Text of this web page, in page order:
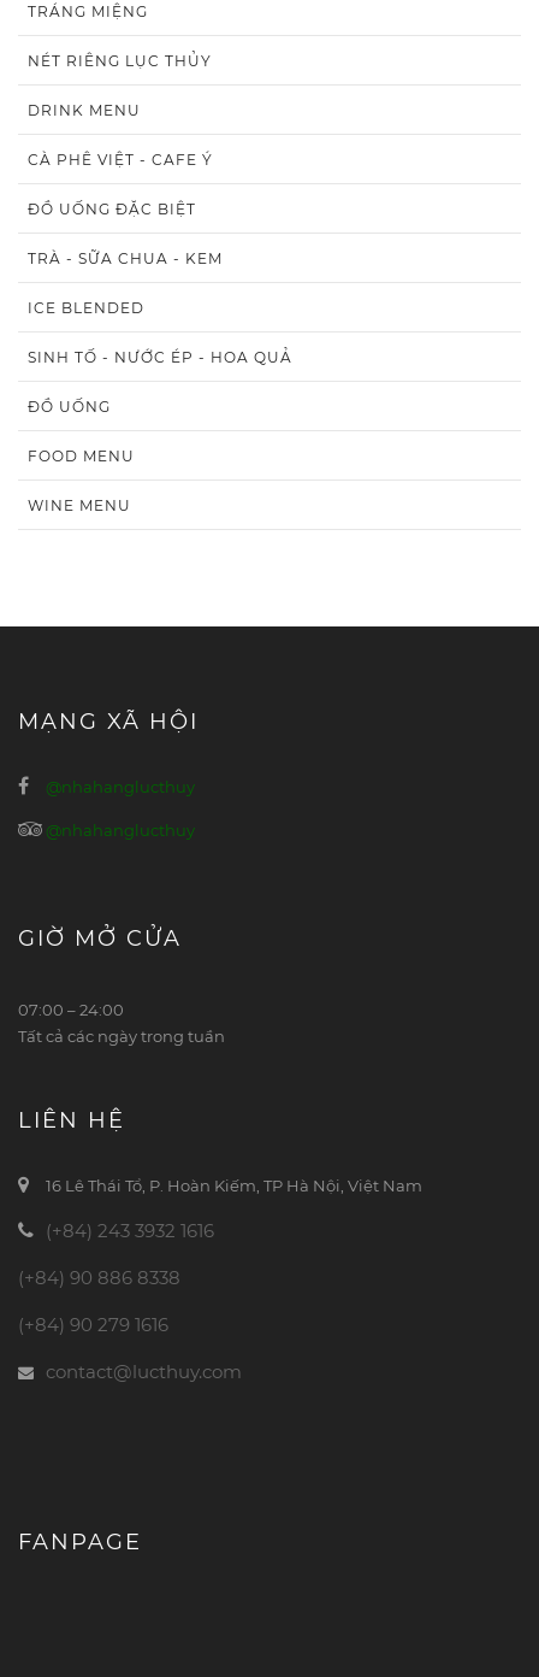
TRÁNG MIỆNG
NÉT RIÊNG LỤC THỦY
DRINK MENU
CÀ PHÊ VIỆT - CAFE Ý
ĐỒ UỐNG ĐẶC BIỆT
TRÀ - SỮA CHUA - KEM
ICE BLENDED
SINH TỐ - NƯỚC ÉP - HOA QUẢ
ĐỒ UỐNG
FOOD MENU
WINE MENU
MẠNG XÃ HỘI
@nhahanglucthuy
@nhahanglucthuy
GIỜ MỞ CỬA
07:00 – 24:00
Tất cả các ngày trong tuần
LIÊN HỆ
16 Lê Thái Tổ, P. Hoàn Kiếm, TP Hà Nội, Việt Nam
(+84) 243 3932 1616
(+84) 90 886 8338
(+84) 90 279 1616
contact@lucthuy.com
FANPAGE